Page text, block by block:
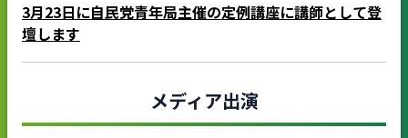
3月23日に自民党青年局主催の定例講座に講師として登
壇します
メディア出演